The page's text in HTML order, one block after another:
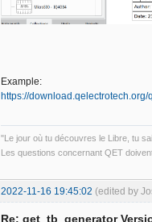
Example:
https://
"Le jour où tu découvres le Libre, tu
Les questions concernant QET
2022-11-16 19:45:02 (edited by
Re: qet_tb_generator